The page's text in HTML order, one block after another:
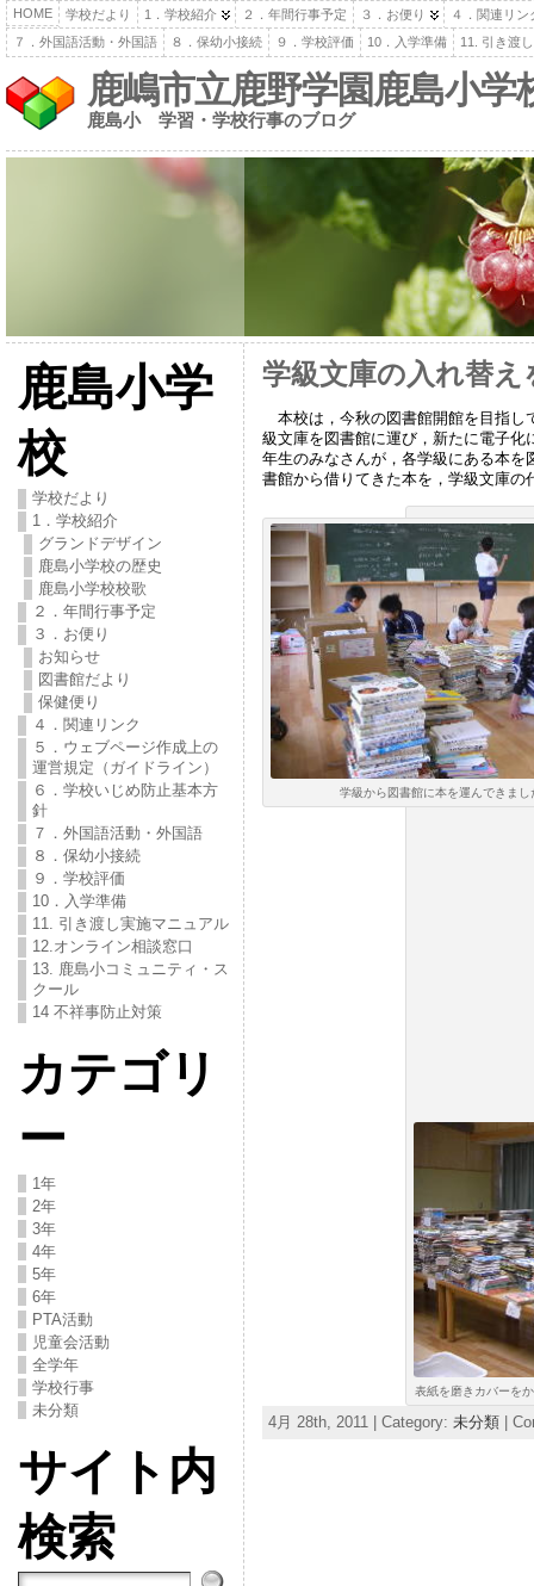
HOME 学校だより 1．学校紹介 ２．年間行事予定 ３．お便り
４．関連リン
７．外国語活動・外国語
８．保幼小接続 ９．学校評価 10．入学準備 11. 引き渡
鹿嶋市立鹿野学園鹿島小学
鹿島小 学習・学校行事のブログ
鹿島小学
校
学校だより
1．学校紹介
グランドデザイン
鹿島小学校の歴史
鹿島小学校校歌
２．年間行事予定
３．お便り
お知らせ
図書館だより
保健便り
４．関連リンク
５．ウェブページ作成上の
運営規定（ガイドライン）
６．学校いじめ防止基本方
針
７．外国語活動・外国語
８．保幼小接続
９．学校評価
10．入学準備
11. 引き渡し実施マニュアル
12.オンライン相談窓口
13. 鹿島小コミュニティ・ス
クール
14 不祥事防止対策
カテゴリ
ー
1年
2年
3年
4年
5年
6年
PTA活動
児童会活動
全学年
学校行事
未分類
サイト内
検索
学級文庫の入れ替
本校は，今秋の図書館開館を目指し
級文庫を図書館に運び，新たに電子
年生のみなさんが，各学級にある本
書館から借りてきた本を，学級文庫
学級から図書館に本を運んできまし
表紙を磨きカバーを
4月 28th, 2011 | Category: 未分類|